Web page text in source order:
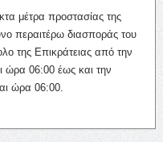
μέτρα προστασίας της
περαιτέρω διασποράς του
της Επικράτειας από την
ώρα 06:00 έως και την
ώρα 06:00.